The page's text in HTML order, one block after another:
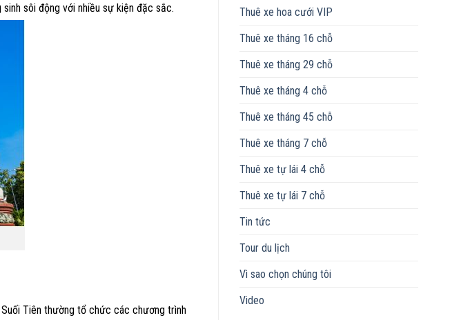
sôi động với nhiều sự kiện đặc sắc.
Suối Tiên thường tổ chức các chương trình
Thuê xe hoa cưới VIP
Thuê xe tháng 16 chỗ
Thuê xe tháng 29 chỗ
Thuê xe tháng 4 chỗ
Thuê xe tháng 45 chỗ
Thuê xe tháng 7 chỗ
Thuê xe tự lái 4 chỗ
Thuê xe tự lái 7 chỗ
Tin tức
Tour du lịch
Vì sao chọn chúng tôi
Video